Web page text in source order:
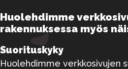
Huolehdimme
rakennuksessa myös
Suorituskyky
Huolehdimme verkkosivujen